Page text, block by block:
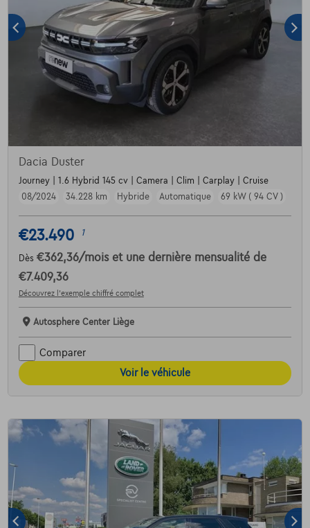
Dacia Duster
Journey | 1.6 Hybrid 145 cv | Camera | Clim | Carplay | Cruise
08/2024
34.228 km Hybride Automatique 69 kW ( 94 CV )
€23.490 1
Dès €362,36/mois et une dernière mensualité de
€7.409,36
Découvrez l’exemple chiffré complet
Autosphere Center Liège
Comparer
Voir le véhicule